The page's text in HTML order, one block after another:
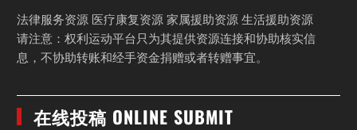
法律服务资源 医疗康复资源 家属援助资源 生活援助资源
请注意：权利运动平台只为其提供资源连接和协助核实信
息，不协助转账和经手资金捐赠或者转赠事宜。
在线投稿 ONLINE SUBMIT